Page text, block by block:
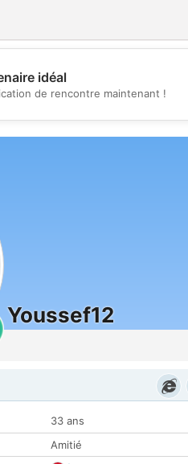
idéal
de rencontre maintenant !
Youssef12
33 ans
Amitié